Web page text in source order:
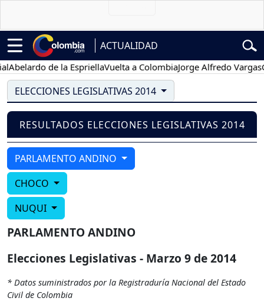
ACTUALIDAD
Abelardo de la EspriellaVuelta a ColombiaJorge Alfredo Vargas
ELECCIONES LEGISLATIVAS 2014
RESULTADOS ELECCIONES LEGISLATIVAS 2014
PARLAMENTO ANDINO
CHOCO
NUQUI
PARLAMENTO ANDINO
Elecciones Legislativas - Marzo 9 de 2014
* Datos suministrados por la Registraduría Nacional del Estado
Civil de Colombia